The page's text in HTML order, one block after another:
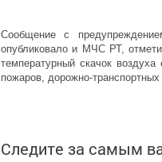
Сообщение с
опубликовало и МЧС РТ,
температурный скачок
пожаров, дорожно-
Следите за самым